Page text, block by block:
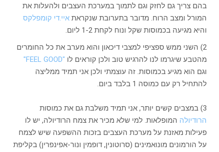
בהם צריך גם לחזק וגם לתמוך במערכת העצבים ולהעלות את
המורל ומצב הרוח. מדובר בתערובת שנקראתאיי.די קומפלקס
והיא מגיעה בכמוסות שקל ונוח לקחת 1-2 ליום.
2) השני ממש ספציפי למצבי דיכאון והוא מערב את כל החומרים
מהטבע שיגרמו לנו להרגיש טוב ולכן קוראים לו "FEEL GOOD"
וגם הוא מגיע בכמוסות. זה עוצמתי ולכן אני תמיד ממליצה
להתחיל רק עם כמוסה 1 בלבד ביום.
הרודיולההמופלאות. למי שלא מכיר את צמח הרודיולה, יש לו
פעילות מאזנת על מערכת העצבים בזכות ההשפעה שיש לצמח
על הורמונים מונואמינים (סרוטונין, דופמין ונור-אפינפרין) בקליפת